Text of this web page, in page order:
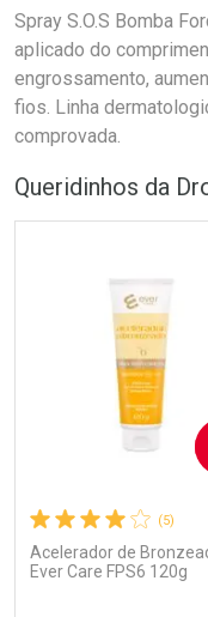
Spray S.O.S Bomba
aplicado do
engrossamento,
fios. Linha
comprovada.
Queridinhos da
(5)
Acelerador de
Ever Care FPS6 120g
COMPRAR